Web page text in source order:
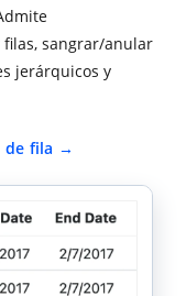
sangrar/anular
jerárquicos y
de fila